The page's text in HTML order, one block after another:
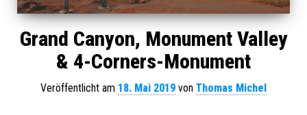
Grand Canyon, Monument Valley
& 4-Corners-Monument
Veröffentlicht am 18. Mai 2019 von Thomas Michel